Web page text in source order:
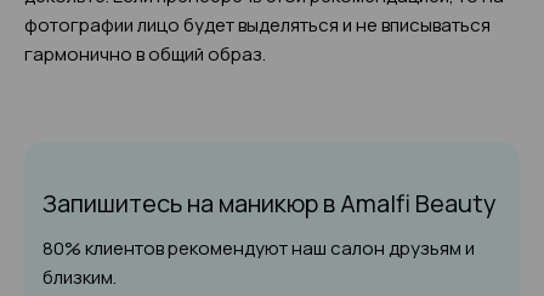
фотографии лицо будет выделяться и не вписываться
гармонично в общий образ.
Запишитесь на маникюрв Amalfi Beauty
80% клиентов рекомендуют наш салон друзьям и
близким.